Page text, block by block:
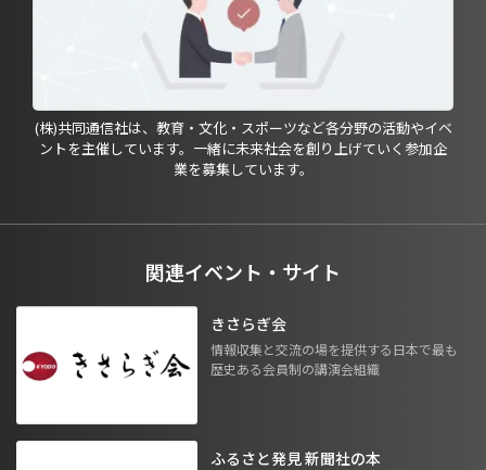
(株)共同通信社は、教育・文化・スポーツなど各分野の活動やイベ
ントを主催しています。一緒に未来社会を創り上げていく参加企
業を募集しています。
関連イベント・サイト
きさらぎ会
情報収集と交流の場を提供する日本で最も
歴史ある会員制の講演会組織
ふるさと発見 新聞社の本